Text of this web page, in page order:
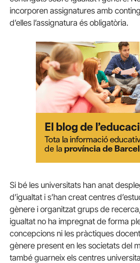
incorporen assignatures amb
d’elles l’assignatura és obligatòria.
Si bé les universitats han anat
d’igualtat i s’han creat centres
gènere i organitzat grups de
igualtat no ha impregnat de forma
concepcions ni les pràctiques
gènere present en les societats del
també guarneix els centres